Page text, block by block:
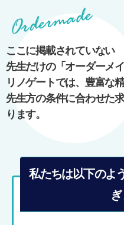
ゲ
シ
ョ
ン
ここに掲載されていない
先生だけの「オーダーメ
リノゲートでは、豊富な
先生方の条件に合わせた
ります。
私たちは以下のよ
ぎ